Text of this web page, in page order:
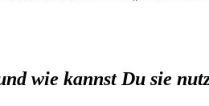
wie kannst Du sie